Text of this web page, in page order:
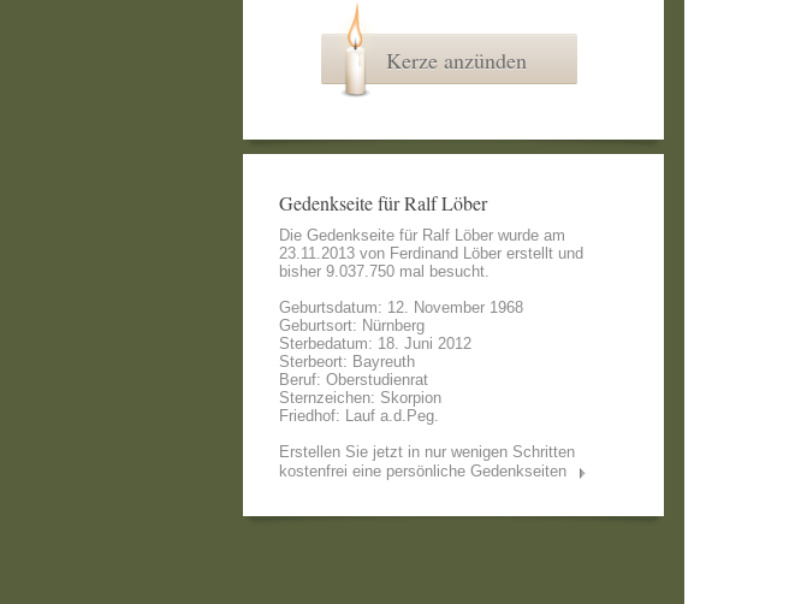
Kerze anzünden
Gedenkseite für Ralf Löber
Die Gedenkseite für Ralf Löber wurde am
23.11.2013 von Ferdinand Löber erstellt und
bisher 9.037.750 mal besucht.
Geburtsdatum: 12. November 1968
Geburtsort: Nürnberg
Sterbedatum: 18. Juni 2012
Sterbeort: Bayreuth
Beruf: Oberstudienrat
Sternzeichen: Skorpion
Friedhof: Lauf a.d.Peg.
Erstellen Sie jetzt in nur wenigen Schritten
kostenfrei eine persönliche Gedenkseiten